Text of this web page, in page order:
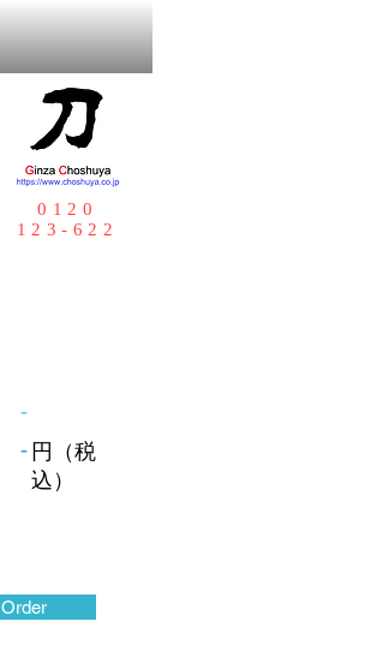
0120
123-622
-
- 円（税
込）
Order